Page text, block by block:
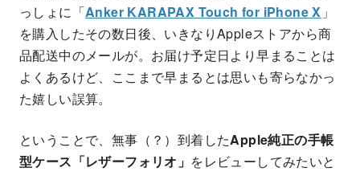
っしょに 「Anker KARAPAX Touch for iPhone X 」
を購入したその数日後、いきなりAppleストアから商
品配送中のメールが。お届け予定日より早まることは
よくあるけど、ここまで早まるとは思いも寄らなかっ
た嬉しい誤算。
ということで、無事（？）到着したApple純正の手帳
型ケース 「レザーフォリオ」 をレビューしてみたいと